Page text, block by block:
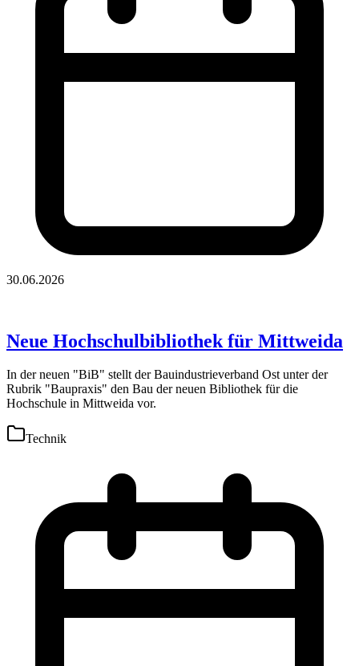
30.06.2026
Neue Hochschulbibliothek für Mittweida
In der neuen "BiB" stellt der Bauindustrieverband Ost unter der
Rubrik "Baupraxis" den Bau der neuen Bibliothek für die
Hochschule in Mittweida vor.
Technik